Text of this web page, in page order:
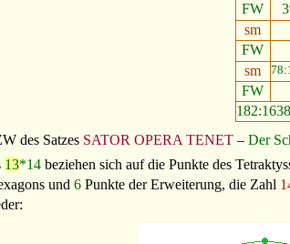
FW
sm
FW
sm
FW
des Satzes SATOR OPERA TENET– Der
13*14beziehen sich auf die Punkte des
und6 Punkte der Erweiterung, die Zahl